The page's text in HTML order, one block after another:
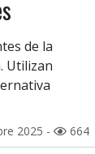
de la
Utilizan
2025 - 664